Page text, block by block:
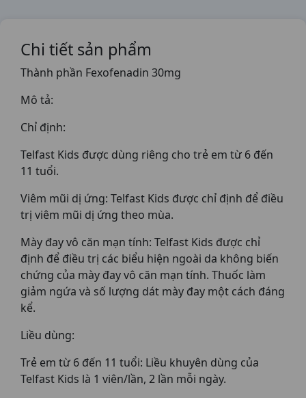
Chi tiết sản phẩm
Thành phần Fexofenadin 30mg
Mô tả:
Chỉ định:
Telfast Kids được dùng riêng cho trẻ em từ 6 đến
11 tuổi.
Viêm mũi dị ứng: Telfast Kids được chỉ định để điều
trị viêm mũi dị ứng theo mùa.
Mày đay vô căn mạn tính: Telfast Kids được chỉ
định để điều trị các biểu hiện ngoài da không biến
chứng của mày đay vô căn mạn tính. Thuốc làm
giảm ngứa và số lượng dát mày đay một cách đáng
kể.
Liều dùng:
Trẻ em từ 6 đến 11 tuổi: Liều khuyên dùng của
Telfast Kids là 1 viên/lần, 2 lần mỗi ngày.